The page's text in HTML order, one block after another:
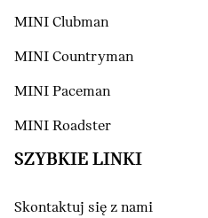
MINI Clubman
MINI Countryman
MINI Paceman
MINI Roadster
SZYBKIE LINKI
Skontaktuj się z nami